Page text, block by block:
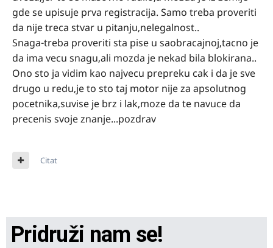
gde se upisuje prva registracija. Samo treba proveriti
da nije treca stvar u pitanju,nelegalnost..
Snaga-treba proveriti sta pise u saobracajnoj,tacno je
da ima vecu snagu,ali mozda je nekad bila blokirana..
Ono sto ja vidim kao najvecu prepreku cak i da je sve
drugo u redu,je to sto taj motor nije za apsolutnog
pocetnika,suvise je brz i lak,moze da te navuce da
precenis svoje znanje...pozdrav
Citat
Pridruži nam se!